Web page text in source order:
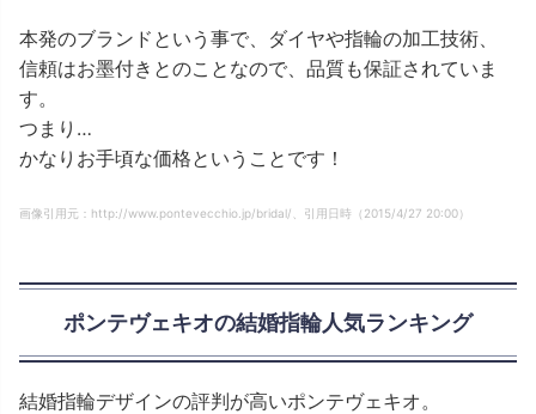
本発のブランドという事で、ダイヤや指輪の加工技術、
信頼はお墨付きとのことなので、品質も保証されていま
す。
つまり…
かなりお手頃な価格ということです！
画像引用元：http://www.pontevecchio.jp/bridal/、引用日時（2015/4/27 20:00）
ポンテヴェキオの結婚指輪人気ランキング
結婚指輪デザインの評判が高いポンテヴェキオ。